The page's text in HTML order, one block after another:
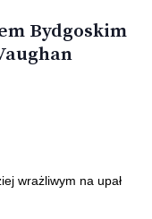
Bydgoskim
wrażliwym na upał